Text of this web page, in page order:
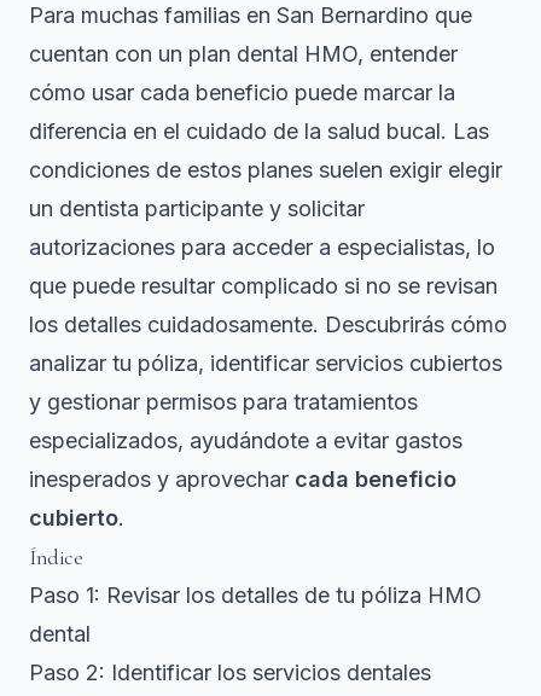
Para muchas familias en San Bernardino que
cuentan con un plan dental HMO, entender
cómo usar cada beneficio puede marcar la
diferencia en el cuidado de la salud bucal. Las
condiciones de estos planes suelen exigir elegir
un dentista participante y solicitar
autorizaciones para acceder a especialistas, lo
que puede resultar complicado si no se revisan
los detalles cuidadosamente. Descubrirás cómo
analizar tu póliza, identificar servicios cubiertos
y gestionar permisos para tratamientos
especializados, ayudándote a evitar gastos
inesperados y aprovechar cada beneficio
cubierto.
Índice
Paso 1: Revisar los detalles de tu póliza HMO
dental
Paso 2: Identificar los servicios dentales